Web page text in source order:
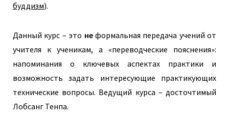
буддизм).
Данный курс – это неформальная передача учений от
учителя к ученикам, а «переводческие пояснения»:
напоминания о ключевых аспектах практики и
возможность задать интересующие практикующих
технические вопросы. Ведущий курса – досточтимый
Лобсанг Тенпа.